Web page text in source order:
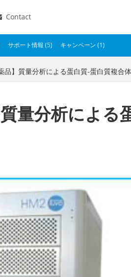
Contact
サポート情報 (5) キャンペーン (1)
品】質量分析による蛋白質-蛋白質複合
量分析による